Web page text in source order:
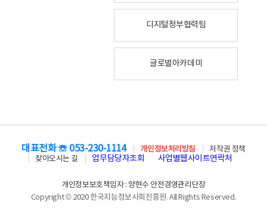
디지털정부협력팀
글로벌아카데미
대표전화 ☏ 053-230-1114 개인정보처리방침
저작권 정책
찾아오시는 길
업무담당자조회 사업별웹사이트연락처
개인정보보호책임자 : 양현수 안전경영관리단장
Copyright © 2020 한국지능정보사회진흥원. All Rights Reserved.